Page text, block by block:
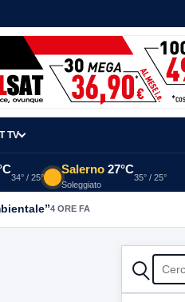
TV
34° / 25°
Salerno 27°C
Soleggiato
35° / 25°
4 ORE FA
CERCA